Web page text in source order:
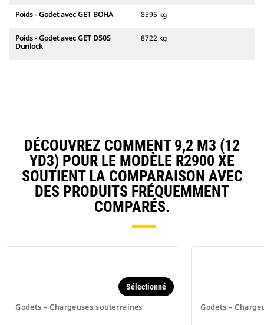
Poids - Godet avec GET BOHA 8595 kg
Poids - Godet avec GET D50S
Durilock
8722 kg
DÉCOUVREZ COMMENT 9,2 M3 (12
YD3) POUR LE MODÈLE R2900 XE
SOUTIENT LA COMPARAISON AVEC
DES PRODUITS FRÉQUEMMENT
COMPARÉS.
Godets – Chargeuses souterraines
Sélectionné
Godets –